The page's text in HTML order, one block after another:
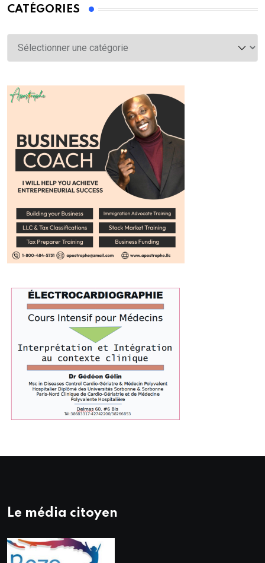
CATÉGORIES
Catégories
Le média citoyen